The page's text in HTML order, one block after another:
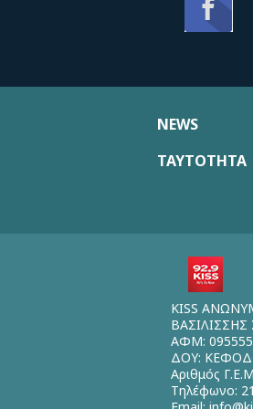
NEWS
ΤΑΥΤΟΤΗΤΑ
KISS
ΑΦΜ:
ΔΟΥ:
Αριθμός
Τηλέφωνο: